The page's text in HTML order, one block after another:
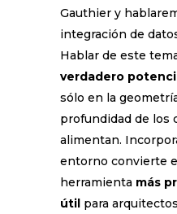
Gauthier y
integración de
Hablar de este
verdadero
sólo en la
profundidad de los
alimentan.
entorno convierte
herramienta más
útil para